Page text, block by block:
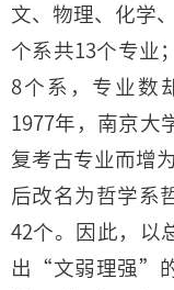
文、物理、化学
个系共13个专业
8个系，专业数
1977年，南京大
复考古专业而增
后改名为哲学系
42个。因此，以
出“文弱理强”